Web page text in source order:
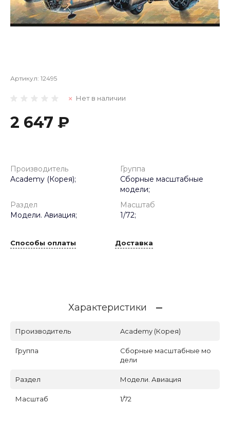
Артикул: 12495
Нет в наличии
2 647 ₽
Производитель
Academy (Корея);
Группа
Сборные масштабные
модели;
Раздел
Модели. Авиация;
Масштаб
1/72;
Способы оплаты Доставка
Характеристики
Производитель Academy (Корея)
Группа
Сборные масштабные мо
дели
Раздел Модели. Авиация
Масштаб 1/72